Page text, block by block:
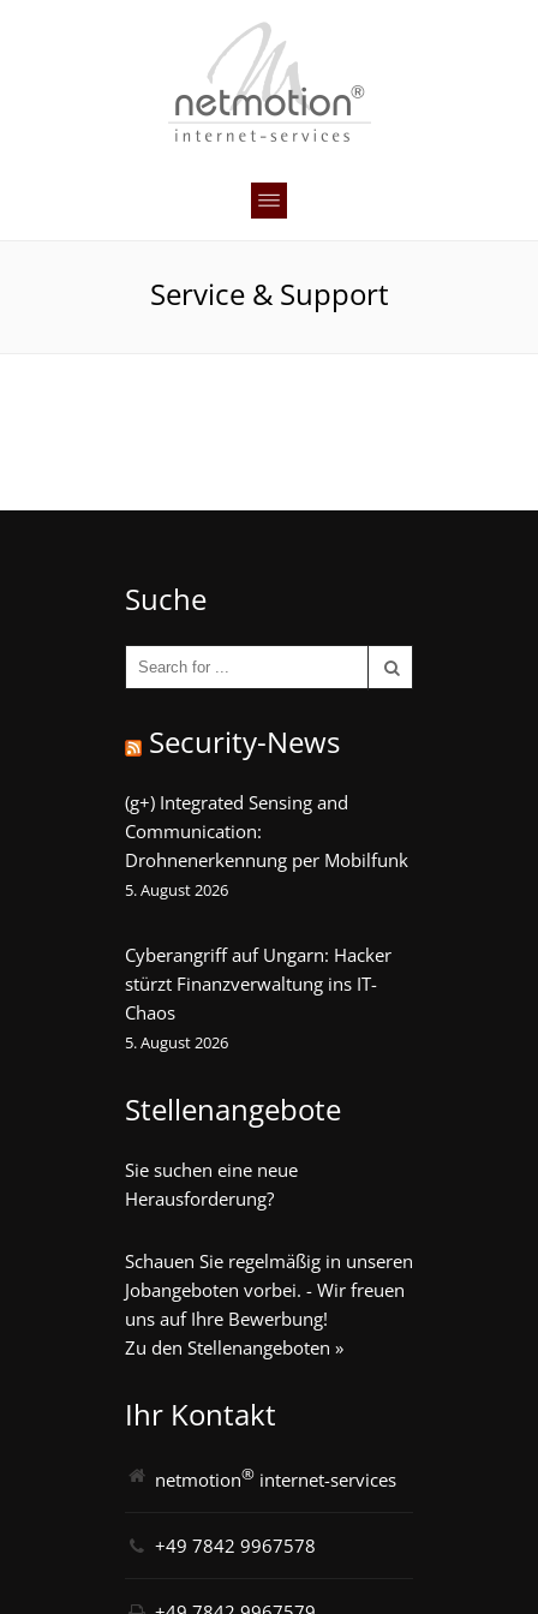
Service & Support
Suche
Security-News
(g+) Integrated Sensing and
Communication:
Drohnenerkennung per Mobilfunk
5. August 2026
Cyberangriff auf Ungarn: Hacker
stürzt Finanzverwaltung ins IT-
Chaos
5. August 2026
Stellenangebote
Sie suchen eine neue
Herausforderung?
Schauen Sie regelmäßig in unseren
Jobangeboten vorbei. - Wir freuen
uns auf Ihre Bewerbung!
Zu den Stellenangeboten »
Ihr Kontakt
netmotion® internet-services
+49 7842 9967578